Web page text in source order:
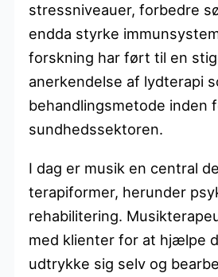
stressniveauer, forbedre
endda styrke
forskning har ført til en
anerkendelse af lydterapi
behandlingsmetode inden
sundhedssektoren.
I dag er musik en central
terapiformer, herunder
rehabilitering.
med klienter for at hjælpe
udtrykke sig selv og